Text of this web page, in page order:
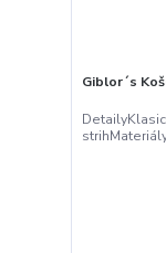
Giblor´s